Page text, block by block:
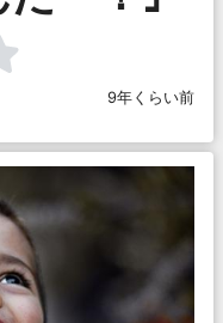
9年くらい前